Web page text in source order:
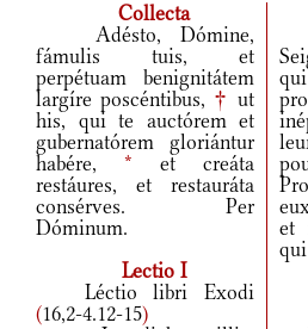
Collecta
Adésto, Dómine,
fámulis tuis, et
perpétuam benignitátem
largíre poscéntibus, † ut
his, qui te auctórem et
gubernatórem gloriántur
habére, * et creáta
restáures, et restauráta
consérves. Per
Dóminum.
et
Lectio I
Léctio libri Exodi
(16,2-4.12-15)